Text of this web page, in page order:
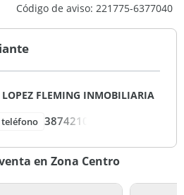
Código de aviso: 221775-6377040
FLEMING INMOBILIARIA
teléfono 3874210
en Zona Centro